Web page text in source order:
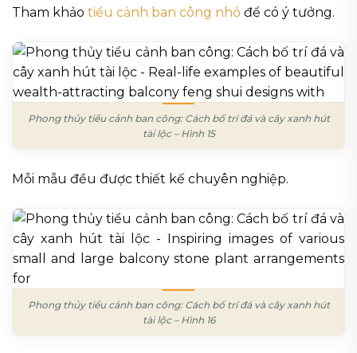
Tham khảo tiểu cảnh ban công nhỏ để có ý tưởng.
Phong thủy tiểu cảnh ban công: Cách bố trí đá và cây xanh hút
tài lộc – Hình 15
Mỗi mẫu đều được thiết kế chuyên nghiệp.
Phong thủy tiểu cảnh ban công: Cách bố trí đá và cây xanh hút
tài lộc – Hình 16